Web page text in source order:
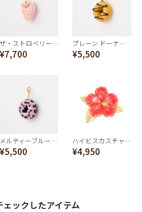
ザ・ストロベリーマカロン チャーム(Pink)
¥7,700
プレーン ドーナッツ チャーム
¥5,500
メルティーブルーベリー ドーナツ チャーム
¥5,500
ハイビスカスチャーム(レッド)
¥4,950
ェックしたアイテム